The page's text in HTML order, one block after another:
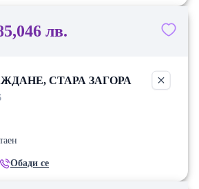
лв.
СТАРА ЗАГОРА
Обади се